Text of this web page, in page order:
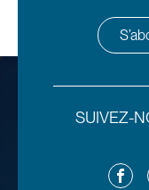
SUIVEZ-